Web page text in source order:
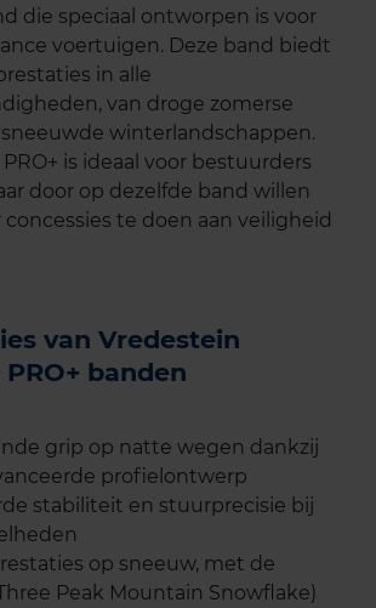
die speciaal ontworpen is voor
voertuigen. Deze band biedt
in alle
van droge zomerse
winterlandschappen.
PRO+ is ideaal voor bestuurders
door op dezelfde band willen
te doen aan veiligheid
van Vredestein
PRO+ banden
grip op natte wegen dankzij
profielontwerp
stabiliteit en stuurprecisie bij
op sneeuw, met de
Peak Mountain Snowflake)